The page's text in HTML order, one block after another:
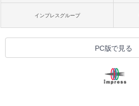
インプレスグループ
PC版で見る